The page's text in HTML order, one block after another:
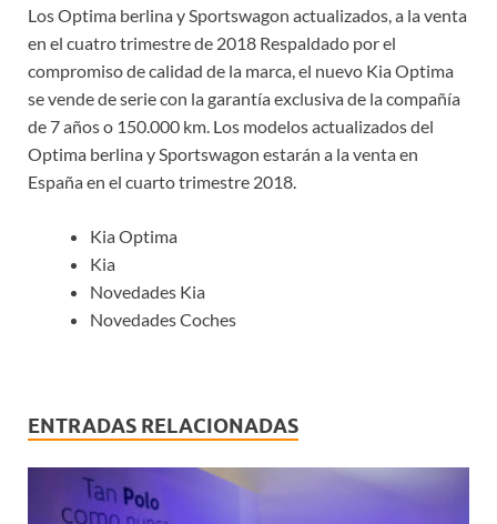
Los Optima berlina y Sportswagon actualizados, a la venta
en el cuatro trimestre de 2018 Respaldado por el
compromiso de calidad de la marca, el nuevo Kia Optima
se vende de serie con la garantía exclusiva de la compañía
de 7 años o 150.000 km. Los modelos actualizados del
Optima berlina y Sportswagon estarán a la venta en
España en el cuarto trimestre 2018.
Kia Optima
Kia
Novedades Kia
Novedades Coches
ENTRADAS RELACIONADAS